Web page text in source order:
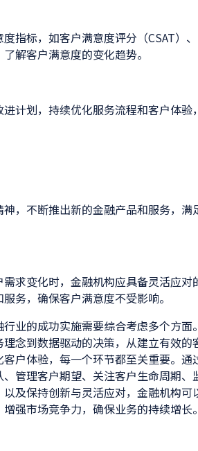
指标，如客户满意度评分（CSAT）、
解客户满意度的变化趋势。
计划，持续优化服务流程和客户体验
，不断推出新的金融产品和服务，满
求变化时，金融机构应具备灵活应对
务，确保客户满意度不受影响。
业的成功实施需要综合考虑多个方面
念到数据驱动的决策，从建立有效的
户体验，每一个环节都至关重要。通
管理客户期望、关注客户生命周期、
及保持创新与灵活应对，金融机构可
强市场竞争力，确保业务的持续增长